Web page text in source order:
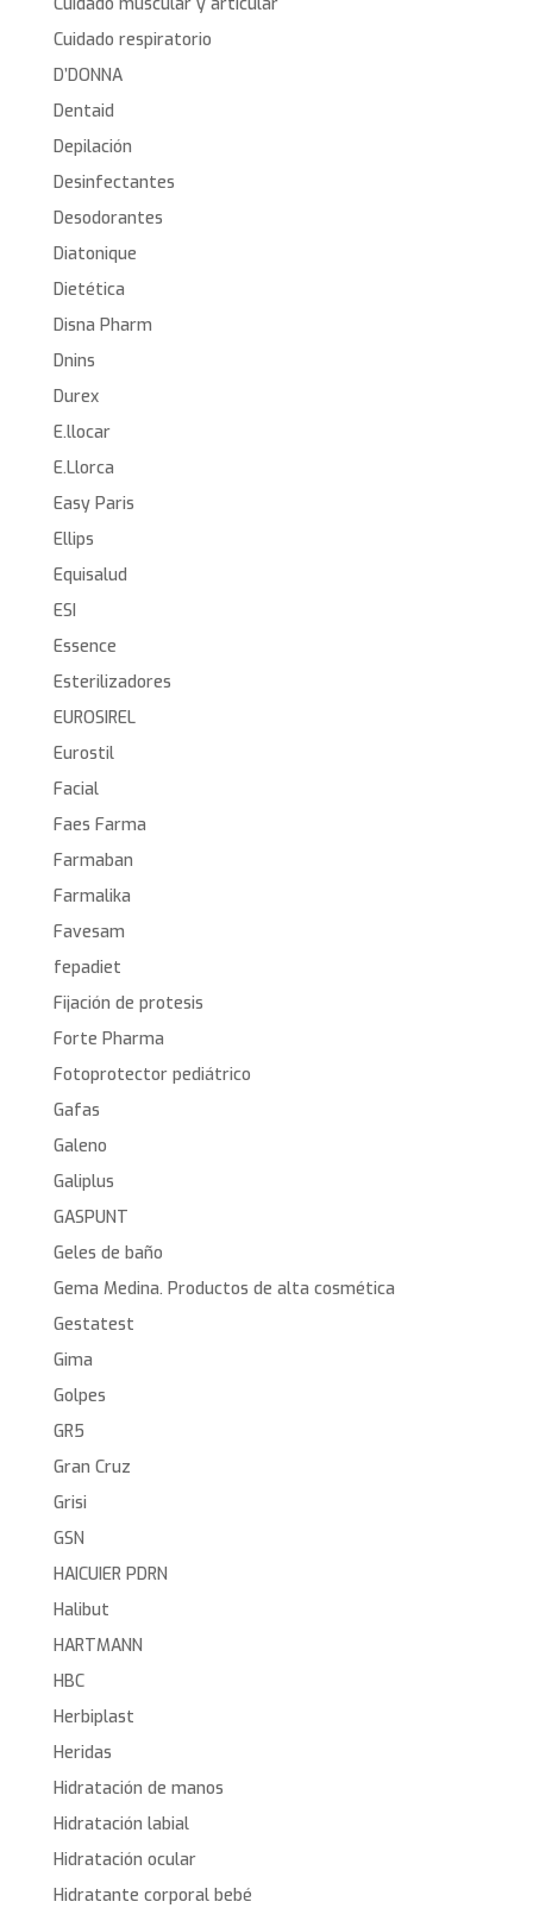
Cuidado respiratorio
D’DONNA
Dentaid
Depilación
Desinfectantes
Desodorantes
Diatonique
Dietética
Disna Pharm
Dnins
Durex
E.llocar
E.Llorca
Easy Paris
Ellips
Equisalud
ESI
Essence
Esterilizadores
EUROSIREL
Eurostil
Facial
Faes Farma
Farmaban
Farmalika
Favesam
fepadiet
Fijación de protesis
Forte Pharma
Fotoprotector pediátrico
Gafas
Galeno
Galiplus
GASPUNT
Geles de baño
Gema Medina. Productos de alta cosmética
Gestatest
Gima
Golpes
GR5
Gran Cruz
Grisi
GSN
HAICUIER PDRN
Halibut
HARTMANN
HBC
Herbiplast
Heridas
Hidratación de manos
Hidratación labial
Hidratación ocular
Hidratante corporal bebé